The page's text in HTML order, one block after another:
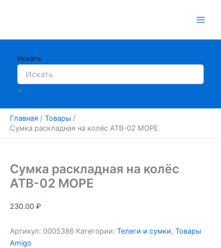
Искать
×
Главная
Товары
Сумка раскладная на колёс АТВ-02 МОРЕ
Сумка раскладная на колёс
АТВ-02 МОРЕ
230.00 ₽
Артикул: 0005386 Категории: Телеги и сумки, Товары
Amigo